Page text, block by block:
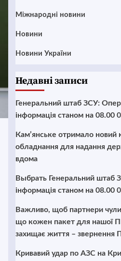
Міжнародні новини
Новини
Новини України
Недавні записи
Генеральний штаб ЗСУ:
інформація станом на 08.00
Кам’янське отримало новий
обладнання для надання
вдома
Выбрать Генеральний штаб
інформація станом на 08.00
Важливо, щоб партнери чули
що кожен пакет для нашої
захищає життя – звернення
Кривавий удар по АЗС на